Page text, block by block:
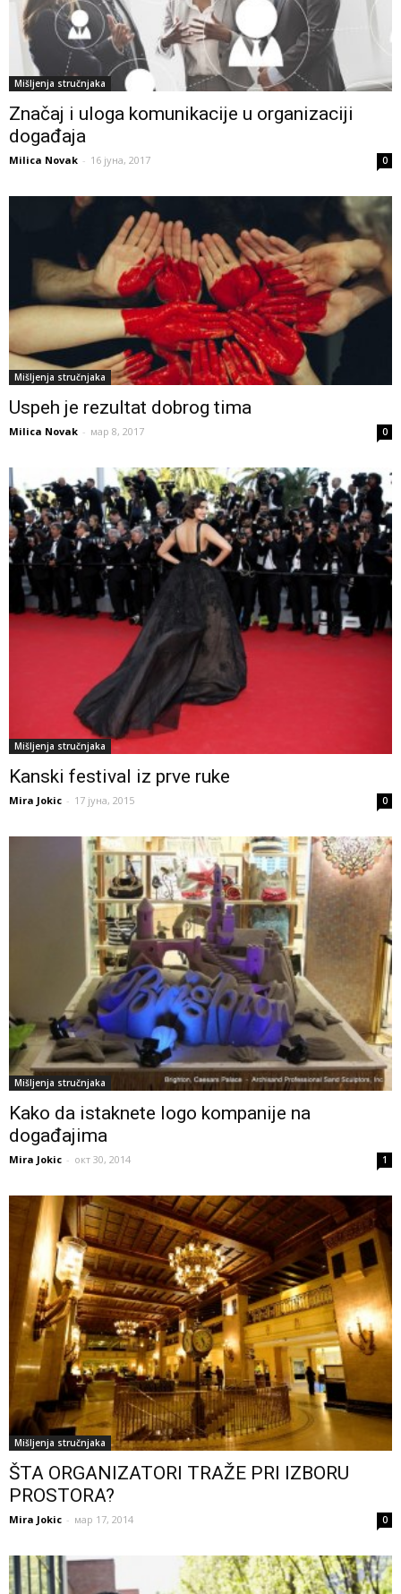
Mišljenja stručnjaka
Značaj i uloga komunikacije u organizaciji
događaja
Milica Novak - 16 јуна, 2017 0
Mišljenja stručnjaka
Uspeh je rezultat dobrog tima
Milica Novak - мар 8, 2017 0
Mišljenja stručnjaka
Kanski festival iz prve ruke
Mira Jokic - 17 јуна, 2015 0
Mišljenja stručnjaka
Kako da istaknete logo kompanije na
događajima
Mira Jokic - окт 30, 2014 1
Mišljenja stručnjaka
ŠTA ORGANIZATORI TRAŽE PRI IZBORU
PROSTORA?
Mira Jokic - мар 17, 2014 0